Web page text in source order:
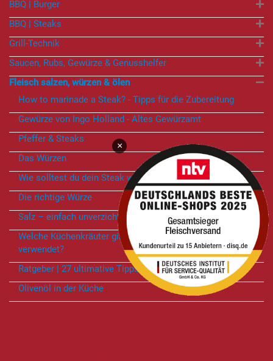
BBQ | Burger
BBQ | Steaks
Grill-Technik
Saucen, Rubs, Gewürze & Genusshelfer
Fleisch salzen, würzen & ölen
How to marinade a Steak? - Tipps für die Zubereitung
Gewürze von Ingo Holland - Altes Gewürzamt
Pfeffer & Steaks
Das Würzen
Wie solltest du dein Steak würzen?
Die richtige Würze
Salz – einfach unverzichtbar!
Welche Küchenkräuter gibt es und wofür werden sie
verwendet?
Ratgeber | 27 ultimative Tipps zum Würzen
Olivenöl in der Küche
×